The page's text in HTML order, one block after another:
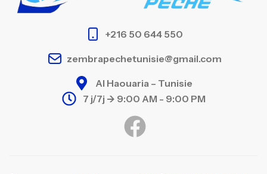
+216 50 644 550
zembrapechetunisie@gmail.com
Al Haouaria – Tunisie
7 j/7j -> 9:00 AM - 9:00 PM